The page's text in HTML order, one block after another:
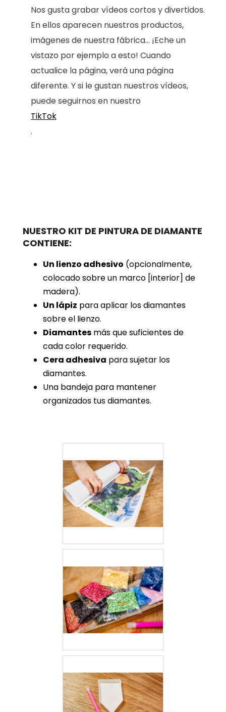
Nos gusta grabar vídeos cortos y divertidos.
En ellos aparecen nuestros productos,
imágenes de nuestra fábrica... ¡Eche un
vistazo por ejemplo a esto! Cuando
actualice la página, verá una página
diferente. Y si le gustan nuestros vídeos,
puede seguirnos en nuestro
TikTok
.
NUESTRO KIT DE PINTURA DE DIAMANTE
CONTIENE:
Un lienzo adhesivo (opcionalmente,
colocado sobre un marco [interior] de
madera).
Un lápiz para aplicar los diamantes
sobre el lienzo.
Diamantes más que suficientes de
cada color requerido.
Cera adhesiva para sujetar los
diamantes.
Una bandeja para mantener
organizados tus diamantes.